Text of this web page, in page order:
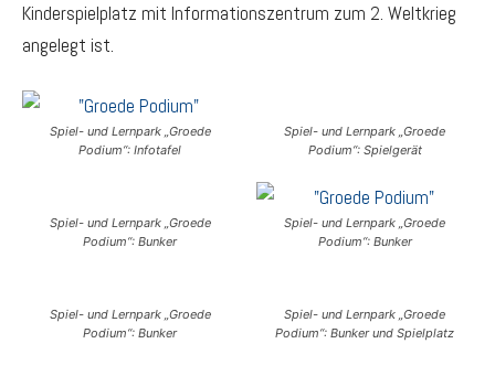
Kinderspielplatz mit Informationszentrum zum 2. Weltkrieg
angelegt ist.
Spiel- und Lernpark „Groede
Podium“: Infotafel
Spiel- und Lernpark „Groede
Podium“: Spielgerät
Spiel- und Lernpark „Groede
Podium“: Bunker
Spiel- und Lernpark „Groede
Podium“: Bunker
Spiel- und Lernpark „Groede
Podium“: Bunker
Spiel- und Lernpark „Groede
Podium“: Bunker und Spielplatz